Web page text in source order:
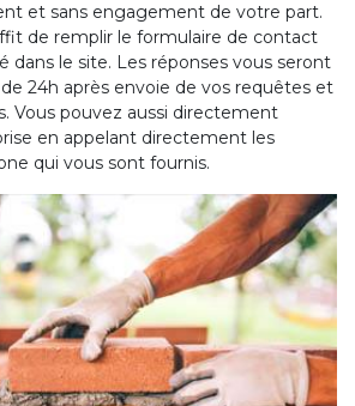
et sans engagement de votre part.
de remplir le formulaire de contact
dans le site. Les réponses vous seront
24h après envoie de vos requêtes et
Vous pouvez aussi directement
en appelant directement les
qui vous sont fournis.